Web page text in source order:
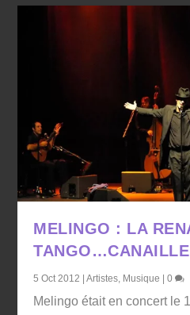
MELINGO : LA
5 Oct 2012 |Artistes, Musique |0
Melingo était en concert le